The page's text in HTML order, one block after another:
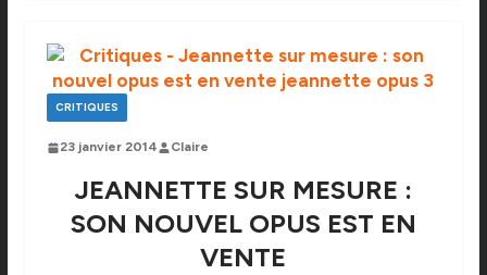
CRITIQUES
23 janvier 2014 Claire
JEANNETTE SUR MESURE :
SON NOUVEL OPUS EST EN
VENTE